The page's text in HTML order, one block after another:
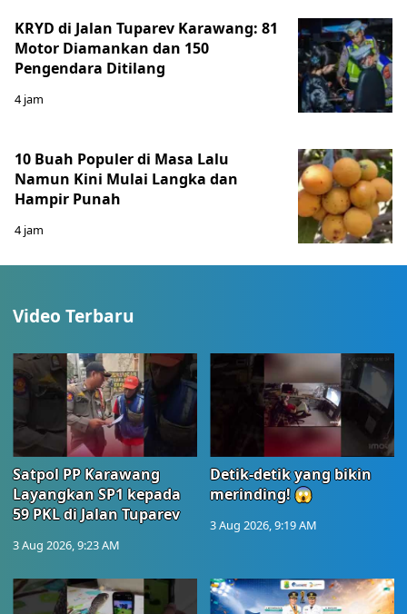
KRYD di Jalan Tuparev Karawang: 81
Motor Diamankan dan 150
Pengendara Ditilang
4 jam
10 Buah Populer di Masa Lalu
Namun Kini Mulai Langka dan
Hampir Punah
4 jam
Video Terbaru
Satpol PP Karawang
Layangkan SP1 kepada
59 PKL di Jalan Tuparev
3 Aug 2026, 9:23 AM
Detik-detik yang bikin
merinding! 😱
3 Aug 2026, 9:19 AM